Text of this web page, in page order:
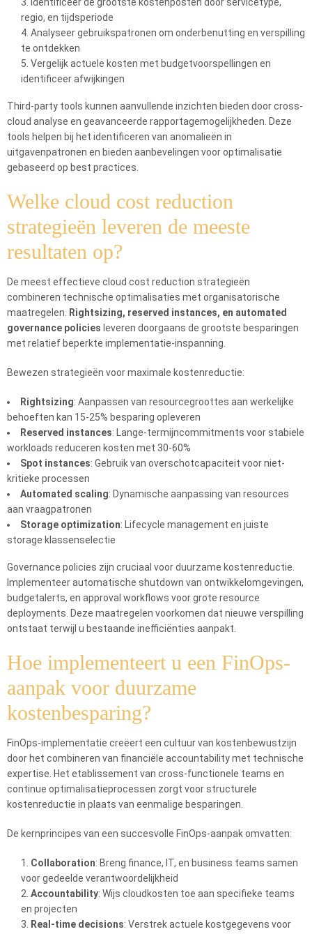
regio, en tijdsperiode
Analyseer gebruikspatronen om onderbenutting en verspilling
te ontdekken
Vergelijk actuele kosten met budgetvoorspellingen en
identificeer afwijkingen
Third-party tools kunnen aanvullende inzichten bieden door cross-
cloud analyse en geavanceerde rapportagemogelijkheden. Deze
tools helpen bij het identificeren van anomalieën in
uitgavenpatronen en bieden aanbevelingen voor optimalisatie
gebaseerd op best practices.
Welke cloud cost reduction
strategieën leveren de meeste
resultaten op?
De meest effectieve cloud cost reduction strategieën
combineren technische optimalisaties met organisatorische
maatregelen.
Rightsizing, reserved instances, en automated
governance policies leveren doorgaans de grootste besparingen
met relatief beperkte implementatie-inspanning.
Bewezen strategieën voor maximale kostenreductie:
Rightsizing: Aanpassen van resourcegroottes aan werkelijke
behoeften kan 15-25% besparing opleveren
Reserved instances: Lange-termijncommitments voor stabiele
workloads reduceren kosten met 30-60%
Spot instances: Gebruik van overschotcapaciteit voor niet-
kritieke processen
Automated scaling: Dynamische aanpassing van resources
aan vraagpatronen
Storage optimization: Lifecycle management en juiste
storage klassenselectie
Governance policies zijn cruciaal voor duurzame kostenreductie.
Implementeer automatische shutdown van ontwikkelomgevingen,
budgetalerts, en approval workflows voor grote resource
deployments. Deze maatregelen voorkomen dat nieuwe verspilling
ontstaat terwijl u bestaande inefficiënties aanpakt.
Hoe implementeert u een FinOps-
aanpak voor duurzame
kostenbesparing?
FinOps-implementatie creëert een cultuur van kostenbewustzijn
door het combineren van financiële accountability met technische
expertise. Het etablissement van cross-functionele teams en
continue optimalisatieprocessen zorgt voor structurele
kostenreductie in plaats van eenmalige besparingen.
De kernprincipes van een succesvolle FinOps-aanpak omvatten:
Collaboration: Breng finance, IT, en business teams samen
voor gedeelde verantwoordelijkheid
Accountability: Wijs cloudkosten toe aan specifieke teams
en projecten
Real-time decisions: Verstrek actuele kostgegevens voor